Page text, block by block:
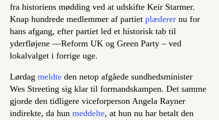
fra historiens mødding ved at udskifte Keir Starmer.
Knap hundrede medlemmer af partiet plæderer nu for
hans afgang, efter partiet led et historisk tab til
yderfløjene —Reform UK og Green Party – ved
lokalvalget i forrige uge.
Lørdag meldte den netop afgåede sundhedsminister
Wes Streeting sig klar til formandskampen. Det samme
gjorde den tidligere viceforperson Angela Rayner
indirekte, da hun meddelte, at hun nu har betalt den